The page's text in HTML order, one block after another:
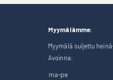
Myymälämme:
Myymälä suljettu
Avoinna:
ma-pe